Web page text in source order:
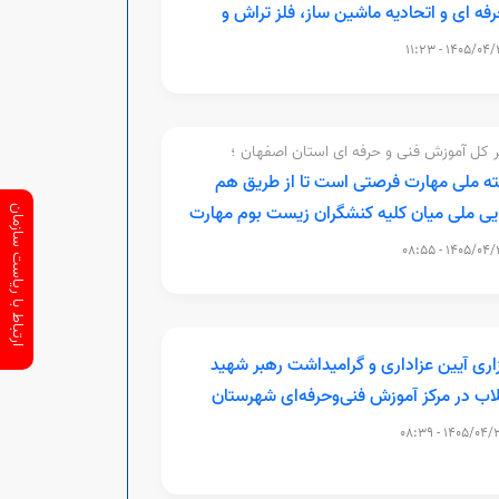
ای و اتحادیه ماشین ساز، فلز تراش و
فنی خودروهای سنگین شهرستان اصفهان1405/04/31 -
کل آموزش فنی و حرفه ای استان اصفهان ؛
ملی مهارت فرصتی است تا از طریق هم
ملی میان کلیه کنشگران زیست بوم مهارت
بسترساز تقویت فرهنگ کار و ترویج آموزش1405/04/31 -
آیین عزاداری و گرامیداشت رهبر شهید
در مرکز آموزش فنی‌وحرفه‌ای شهرستان
1405/04/22 -
ارتباط با ریاست سازمان